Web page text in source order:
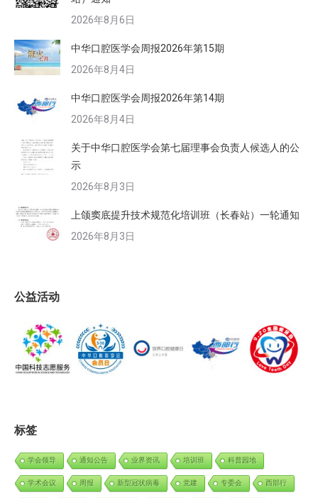
2026年8月6日
中华口腔医学会周报2026年第15期
2026年8月4日
中华口腔医学会周报2026年第14期
2026年8月4日
关于中华口腔医学会第七届理事会负责人候选人的公
示
2026年8月3日
上颌窦底提升技术规范化培训班（长春站）一轮通知
2026年8月3日
公益活动
标签
学会领导 通知公告 业界资讯 培训班 科普园地
学术会议 周报 新型冠状病毒 党建 专委会 西部行